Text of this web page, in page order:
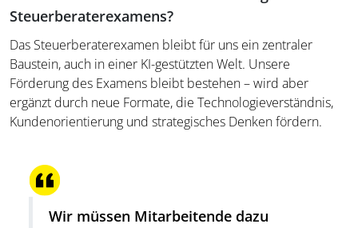
Steuerberaterexamens?
Das Steuerberaterexamen bleibt für uns ein zentraler
Baustein, auch in einer KI-gestützten Welt. Unsere
Förderung des Examens bleibt bestehen – wird aber
ergänzt durch neue Formate, die Technologieverständnis,
Kundenorientierung und strategisches Denken fördern.
Wir müssen Mitarbeitende dazu